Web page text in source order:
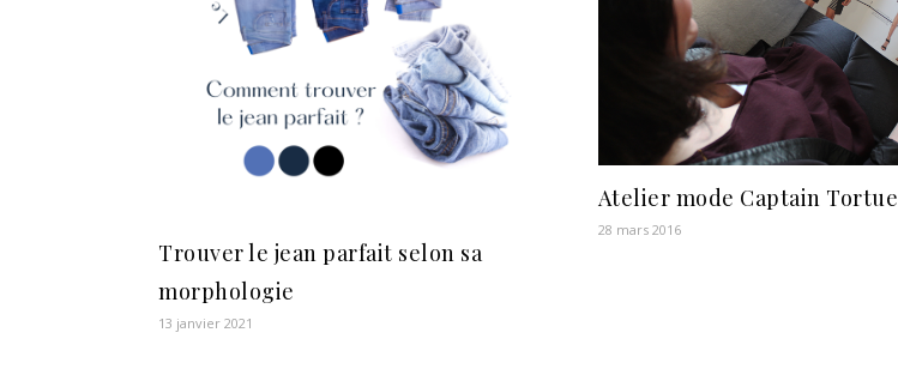
Trouver le jean parfait selon sa
morphologie
13 janvier 2021
Atelier mode Captain Tortue
28 mars 2016